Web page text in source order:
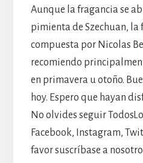
Aunque la fragancia se
pimienta de Szechuan, la
compuesta por Nicolas
recomiendo
en primavera u otoño.
hoy. Espero que hayan
No olvides seguir
Facebook, Instagram,
favor suscríbase a